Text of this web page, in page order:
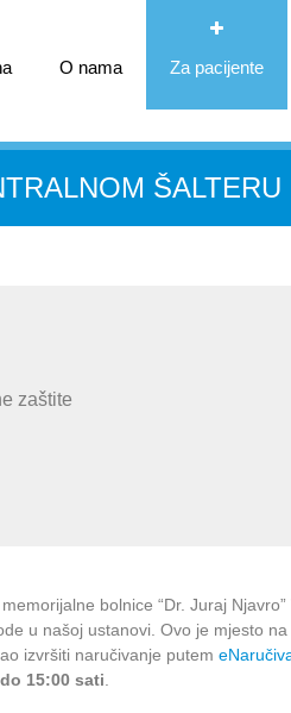
O nama Za pacijente
ŠALTERU
zaštite
bolnice “Dr. Juraj
u našoj ustanovi. Ovo je mjesto
izvršiti naručivanje putem
15:00 sati.